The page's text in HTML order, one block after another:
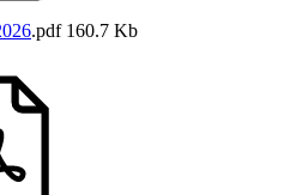
.pdf160.7 Kb